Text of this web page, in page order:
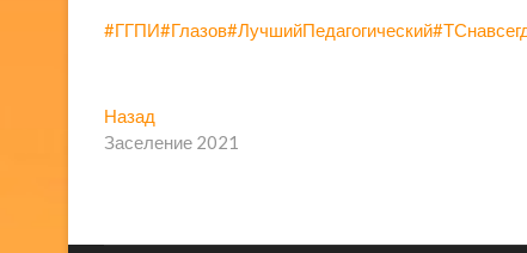
#ГГПИ#Глазов#ЛучшийПедагогический
Навигация
по
Назад
запись:
Заселение 2021